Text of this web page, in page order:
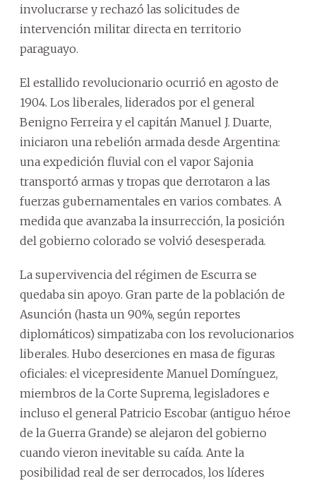
involucrarse y rechazó las solicitudes de
intervención militar directa en territorio
paraguayo.
El estallido revolucionario ocurrió en agosto de
1904. Los liberales, liderados por el general
Benigno Ferreira y el capitán Manuel J. Duarte,
iniciaron una rebelión armada desde Argentina:
una expedición fluvial con el vapor Sajonia
transportó armas y tropas que derrotaron a las
fuerzas gubernamentales en varios combates. A
medida que avanzaba la insurrección, la posición
del gobierno colorado se volvió desesperada.
La supervivencia del régimen de Escurra se
quedaba sin apoyo. Gran parte de la población de
Asunción (hasta un 90%, según reportes
diplomáticos) simpatizaba con los revolucionarios
liberales. Hubo deserciones en masa de figuras
oficiales: el vicepresidente Manuel Domínguez,
miembros de la Corte Suprema, legisladores e
incluso el general Patricio Escobar (antiguo héroe
de la Guerra Grande) se alejaron del gobierno
cuando vieron inevitable su caída. Ante la
posibilidad real de ser derrocados, los líderes